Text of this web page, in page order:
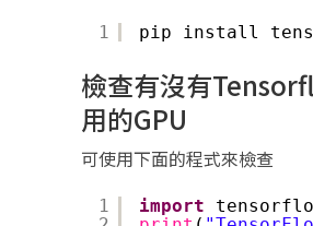
1 pip install
檢查有沒有
用的GPU
可使用下面的程式來檢查
1
import